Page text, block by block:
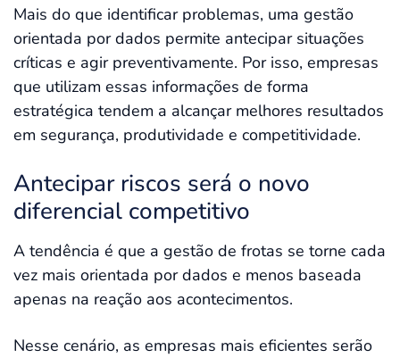
Mais do que identificar problemas, uma gestão
orientada por dados permite antecipar situações
críticas e agir preventivamente. Por isso, empresas
que utilizam essas informações de forma
estratégica tendem a alcançar melhores resultados
em segurança, produtividade e competitividade.
Antecipar riscos será o novo
diferencial competitivo
A tendência é que a gestão de frotas se torne cada
vez mais orientada por dados e menos baseada
apenas na reação aos acontecimentos.
Nesse cenário, as empresas mais eficientes serão